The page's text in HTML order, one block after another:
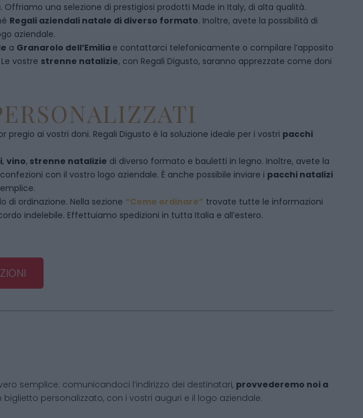
. Offriamo una selezione di prestigiosi prodotti Made in Italy, di alta qualità.
Regali aziendali natale di diverso formato. Inoltre, avete la possibilità di
aziendale.
a Granarolo dell’Emilia e contattarci telefonicamente o compilare l’apposito
vostre strenne natalizie, con Regali Digusto, saranno apprezzate come doni
ai vostri doni. Regali Digusto è la soluzione ideale per i vostri pacchi
, vino, strenne natalizie di diverso formato e bauletti in legno. Inoltre, avete la
con il vostro logo aziendale. È anche possibile inviare i pacchi natalizi
di ordinazione. Nella sezione “Come ordinare” trovate tutte le informazioni
indelebile. Effettuiamo spedizioni in tutta Italia e all’estero.
semplice: comunicandoci l’indirizzo dei destinatari, provvederemo noi a
personalizzato, con i vostri auguri e il logo aziendale.